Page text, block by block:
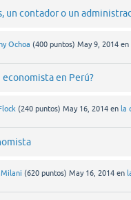
un contador o un
Ochoa (400 puntos) May 9, 2014 en
economista en Perú?
(240 puntos) May 16, 2014 en la
Milani (620 puntos) May 16, 2014 en